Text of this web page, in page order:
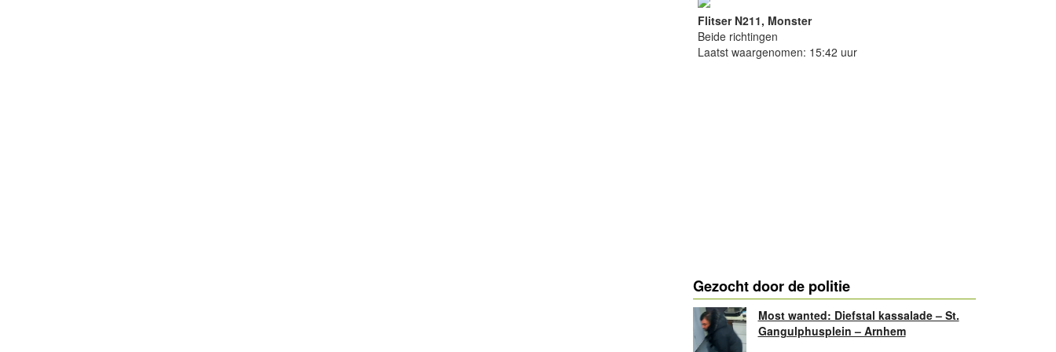
Flitser N211, Monster
Beide richtingen
Laatst waargenomen: 15:42 uur
Gezocht door de politie
Most wanted: Diefstal kassalade – St.
Gangulphusplein – Arnhem